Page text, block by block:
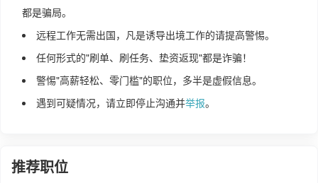
都是骗局。
远程工作无需出国，凡是诱导出境工作的请提高警惕。
任何形式的"刷单、刷任务、垫资返现"都是诈骗！
警惕"高薪轻松、零门槛"的职位，多半是虚假信息。
遇到可疑情况，请立即停止沟通并举报。
推荐职位